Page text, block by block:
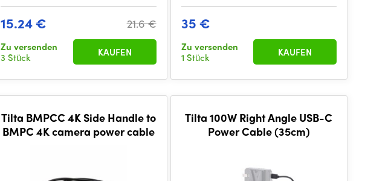
15.24 € 21.6 €
Zu versenden
3 Stück
KAUFEN
35 €
Zu versenden
1 Stück
KAUFEN
Tilta BMPCC 4K Side Handle to
BMPC 4K camera power cable
Tilta 100W Right Angle USB-C
Power Cable (35cm)